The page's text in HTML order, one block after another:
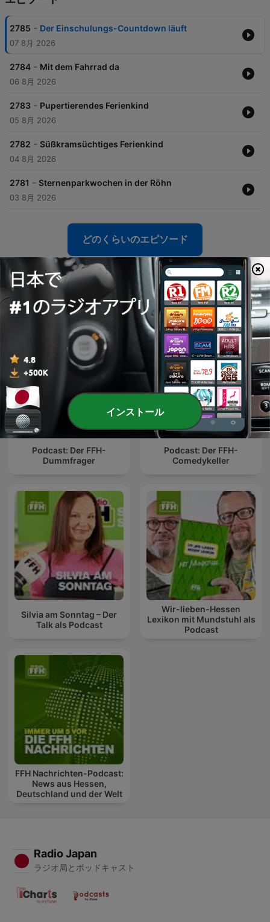
2785 - Der Einschulungs-Countdown läuft
07 8月 2026
2784 - Mit dem Fahrrad da
06 8月 2026
2783 - Pupertierendes Ferienkind
05 8月 2026
2782 - Süßkramsüchtiges Ferienkind
04 8月 2026
2781 - Sternenparkwochen in der Röhn
03 8月 2026
どのくらいのエピソード
FFH iTunes Top 40のポッドキャスト
Podcast: Der FFH-
Dummfrager
Podcast: Der FFH-
Comedykeller
Silvia am Sonntag – Der
Talk als Podcast
Wir-lieben-Hessen
Lexikon mit Mundstuhl als
Podcast
FFH Nachrichten-Podcast:
News aus Hessen,
Deutschland und der Welt
Radio Japan
ラジオ局とポッドキャスト
インストール